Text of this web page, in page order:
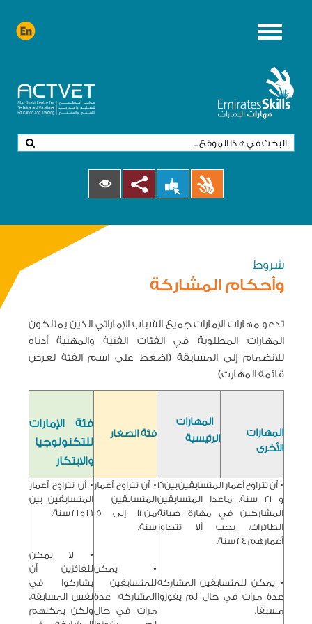
Toggle
شروط
وأحكام المشاركة
تدعو مهارات الإمارات جميع الشباب الإماراتي الذين يمتلكون
المهارات المطلوبة في الفئات الفنية والمهنية أدناه
للانضمام إلى المسابقة (اضغط على اسم الفئة لعرض
قائمة المهارت)
المهارات
الأخرى
المهارات
الرئيسية
فئة الصغار
فئة الإمارات
للتكنولوجيا
والابتكار
• أن تتراوح أعمار المتسابقين بين16
و 21 سنة. ماعدا المتسابقين
المشاركين في مهارة صيانة
الطائرات، يجب ألا تتجاوز
أعمارهم 24 سنة.
• يمكن للمتسابقين المشاركة
عدة مرات في حال لم يفوزوا
مسبقاً.
• أن تتراوح أعمار
المتسابقين
من12 إلى 15
سنة.
• يمكن
للمتسابقين
المشاركة عدة
مرات في حال
• أن تتراوح أعمار
المتسابقين بين
16 و 21 سنة.
• لا يمكن
للفائزين أن
يشاركوا في
نفس المسابقة،
ولكن يمكنهم